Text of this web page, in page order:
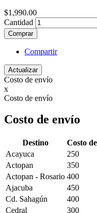
$1,990.00
Cantidad
Comprar
Compartir
Costo de envío
x
Costo de envío
Costo de envío
Destino
Costo
Acayuca
250
Actopan
350
Actopan - Rosario 400
Ajacuba
450
Cd. Sahagún
400
Cedral
300